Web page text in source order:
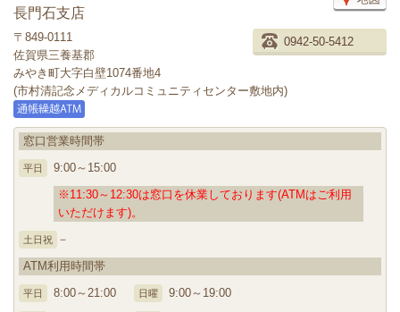
長門石支店
0942-50-5412
〒849-0111
佐賀県三養基郡
みやき町大字白壁1074番地4
(市村清記念メディカルコミュニティセンター敷地内)
窓口営業時間帯
平日
9:00～15:00
※11:30～12:30は窓口を休業しております(ATMはご利用
いただけます)。
土日祝
－
ATM利用時間帯
平日 8:00～21:00 日曜 9:00～19:00